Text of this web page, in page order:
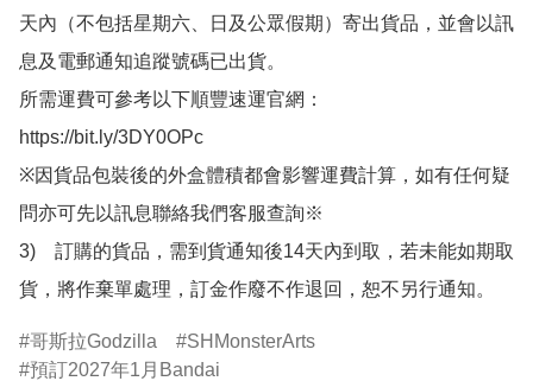
天內（不包括星期六、日及公眾假期）寄出貨品，並會以訊
息及電郵通知追蹤號碼已出貨。
所需運費可參考以下順豐速運官網：
https://bit.ly/3DY0OPc
※因貨品包裝後的外盒體積都會影響運費計算，如有任何疑
問亦可先以訊息聯絡我們客服查詢※
3)　訂購的貨品，需到貨通知後14天內到取，若未能如期取
貨，將作棄單處理，訂金作廢不作退回，恕不另行通知。
哥斯拉Godzilla
SHMonsterArts
預訂2027年1月Bandai